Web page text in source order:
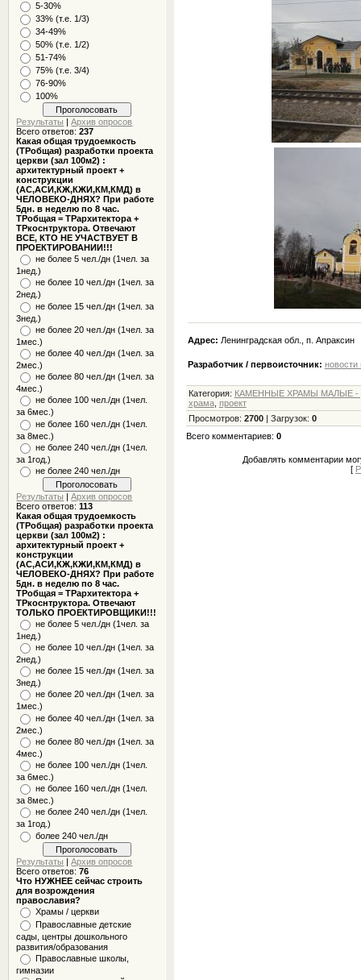
5-30%
33% (т.е. 1/3)
34-49%
50% (т.е. 1/2)
51-74%
75% (т.е. 3/4)
76-90%
100%
Результаты |Архив опросов
Всего ответов:237
Какая общая трудоемкость
(ТРобщая) разработки проекта
церкви (зал 100м2) :
архитектурный проект +
конструкции
(АС,АСИ,КЖ,КЖИ,КМ,КМД) в
ЧЕЛОВЕКО-ДНЯХ? При работе
5дн. в неделю по 8 час.
ТРобщая = ТРархитектора +
ТРкоснтруктора. Отвечают
ВСЕ, КТО НЕ УЧАСТВУЕТ В
ПРОЕКТИРОВАНИИ!!!
не более 5 чел./дн (1чел. за
1нед.)
не более 10 чел./дн (1чел. за
2нед.)
не более 15 чел./дн (1чел. за
3нед.)
не более 20 чел./дн (1чел. за
1мес.)
не более 40 чел./дн (1чел. за
2мес.)
не более 80 чел./дн (1чел. за
4мес.)
не более 100 чел./дн (1чел.
за 6мес.)
не более 160 чел./дн (1чел.
за 8мес.)
не более 240 чел./дн (1чел.
за 1год.)
не более 240 чел./дн
Результаты |Архив опросов
Всего ответов:113
Какая общая трудоемкость
(ТРобщая) разработки проекта
церкви (зал 100м2) :
архитектурный проект +
конструкции
(АС,АСИ,КЖ,КЖИ,КМ,КМД) в
ЧЕЛОВЕКО-ДНЯХ? При работе
5дн. в неделю по 8 час.
ТРобщая = ТРархитектора +
ТРкоснтруктора. Отвечают
ТОЛЬКО ПРОЕКТИРОВЩИКИ!!!
не более 5 чел./дн (1чел. за
1нед.)
не более 10 чел./дн (1чел. за
2нед.)
не более 15 чел./дн (1чел. за
3нед.)
не более 20 чел./дн (1чел. за
1мес.)
не более 40 чел./дн (1чел. за
2мес.)
не более 80 чел./дн (1чел. за
4мес.)
не более 100 чел./дн (1чел.
за 6мес.)
не более 160 чел./дн (1чел.
за 8мес.)
не более 240 чел./дн (1чел.
за 1год.)
более 240 чел./дн
Результаты |Архив опросов
Всего ответов:76
Что НУЖНЕЕ сейчас строить
для возрождения
православия?
Храмы / церкви
Православные детские
сады, центры дошкольного
развития/образования
Православные школы,
гимназии
Адрес: Ленинградская обл. , п. Апраксин
Разработчик / первоисточник: новости
Категория: КАМЕННЫЕ ХРАМЫ МАЛЫЕ -
храма, проект
Просмотров: 2700| Загрузок: 0
Всего комментариев: 0
Добавлять комментарии
[